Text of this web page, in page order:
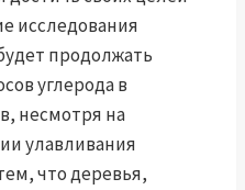
исследования
продолжать
углерода в
несмотря на
улавливания
что деревья,